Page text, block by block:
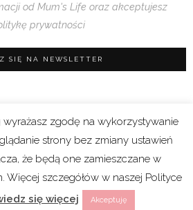
od Mum's Life oraz akceptujesz
prywatności
|Polityka prywatności (RODO)
|Cookies
Mum’s Life. We współpracy z
zgodę na wykorzystywanie
strony bez zmiany ustawień
że będą one zamieszczane w
Więcej szczegółów w naszej Polityce
się więcej Akceptuję